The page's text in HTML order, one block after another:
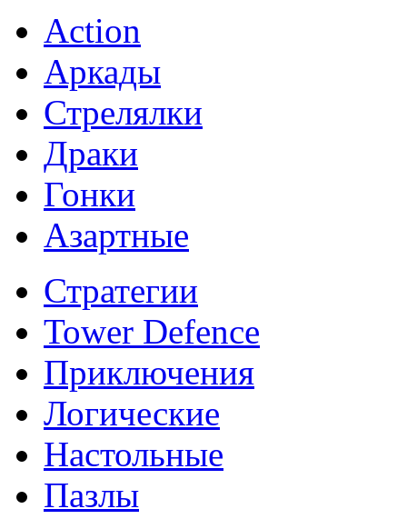
Action
Аркады
Стрелялки
Драки
Гонки
Азартные
Стратегии
Tower Defence
Приключения
Логические
Настольные
Пазлы